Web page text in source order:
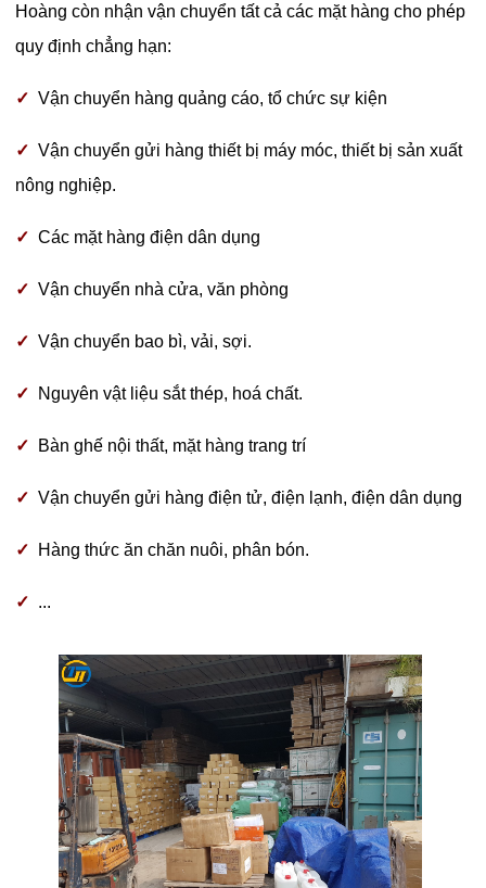
Hoàng còn nhận vận chuyển tất cả các mặt hàng cho phép
quy định chẳng hạn:
✓Vận chuyển hàng quảng cáo, tổ chức sự kiện
✓Vận chuyển gửi hàng thiết bị máy móc, thiết bị sản xuất
nông nghiệp.
✓ Các mặt hàng điện dân dụng
✓ Vận chuyển nhà cửa, văn phòng
✓ Vận chuyển bao bì, vải, sợi.
✓ Nguyên vật liệu sắt thép, hoá chất.
✓ Bàn ghế nội thất, mặt hàng trang trí
✓ Vận chuyển gửi hàng điện tử, điện lạnh, điện dân dụng
✓ Hàng thức ăn chăn nuôi, phân bón.
✓ ...